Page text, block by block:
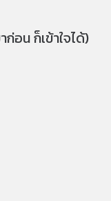
น ก็เข้าใจได้)